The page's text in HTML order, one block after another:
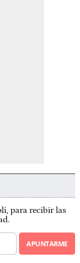
para recibir las
APUNTARME